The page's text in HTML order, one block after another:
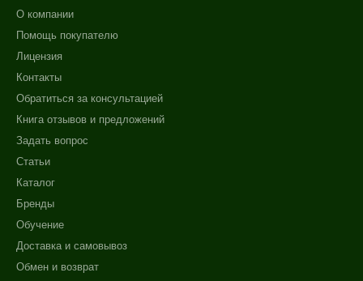
О компании
Помощь покупателю
Лицензия
Контакты
Обратиться за консультацией
Книга отзывов и предложений
Задать вопрос
Статьи
Каталог
Бренды
Обучение
Доставка и самовывоз
Обмен и возврат